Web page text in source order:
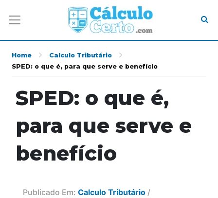
Home
Calculo Tributário
SPED: o que é, para que serve e benefício
SPED: o que é,
para que serve e
benefício
Publicado Em: Calculo Tributário /